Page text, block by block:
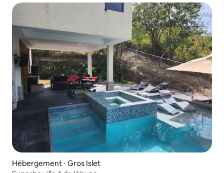
Hébergement ⋅ Gros Islet